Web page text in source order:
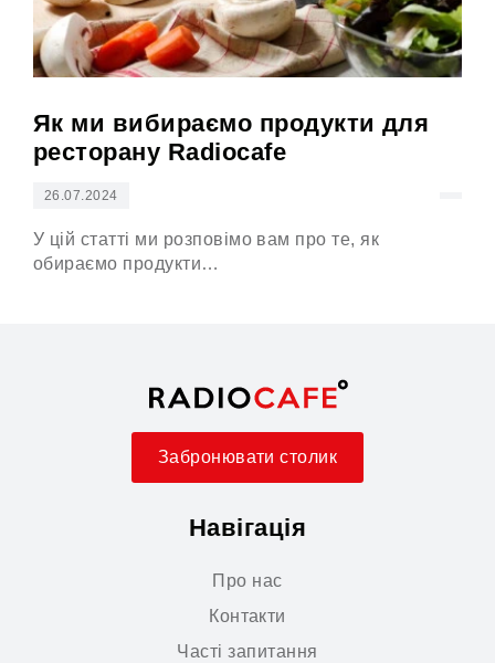
Як ми вибираємо продукти для
ресторану Radiocafe
26.07.2024
У цій статті ми розповімо вам про те, як
обираємо продукти…
Забронювати столик
Навігація
Про нас
Контакти
Часті запитання